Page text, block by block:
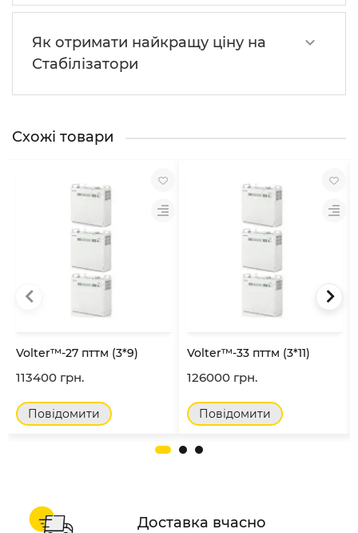
Як отримати найкращу ціну на
Стабілізатори
Схожі товари
Volter™-27 пттм (3*9)
113400 грн.
Повідомити
Volter™-33 пттм (3*11)
126000 грн.
Повідомити
Доставка вчасно